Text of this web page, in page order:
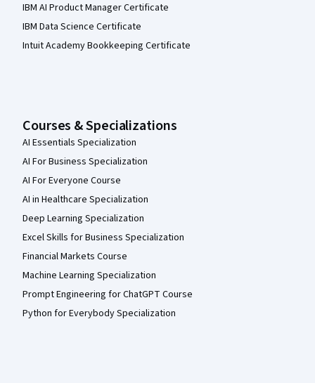
IBM AI Product Manager Certificate
IBM Data Science Certificate
Intuit Academy Bookkeeping Certificate
Courses & Specializations
AI Essentials Specialization
AI For Business Specialization
AI For Everyone Course
AI in Healthcare Specialization
Deep Learning Specialization
Excel Skills for Business Specialization
Financial Markets Course
Machine Learning Specialization
Prompt Engineering for ChatGPT Course
Python for Everybody Specialization